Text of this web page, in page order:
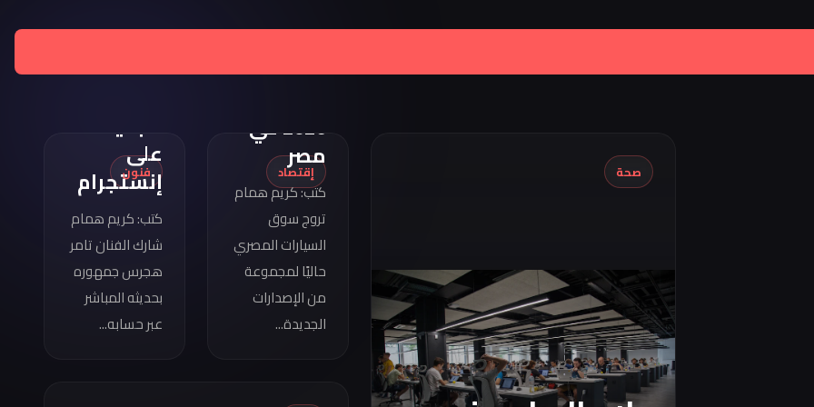
Iran Proposes Oman to
صحة إقتصاد
كوبرا
2026 في
مصر
كتب: كريم همام
تروج سوق
السيارات المصري
حاليًا لمجموعة
من الإصدارات
الجديدة...
فنون
هجرس
يشارك
الجديدة
على
إنستجرام
كتب: كريم همام
شارك الفنان تامر
هجرس جمهوره
بحديثه المباشر
عبر حسابه...